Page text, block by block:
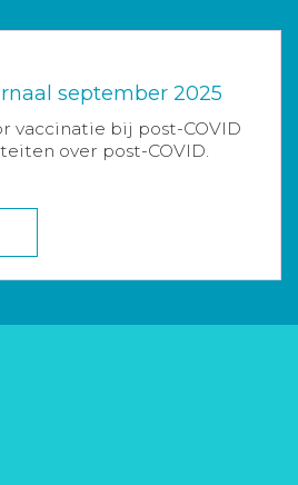
september 2025
vaccinatie bij post-COVID
over post-COVID.